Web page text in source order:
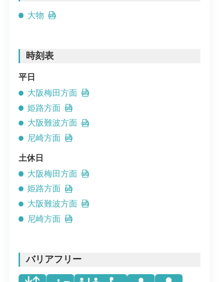
大物
時刻表
平日
大阪梅田方面
姫路方面
大阪難波方面
尼崎方面
土休日
大阪梅田方面
姫路方面
大阪難波方面
尼崎方面
バリアフリー